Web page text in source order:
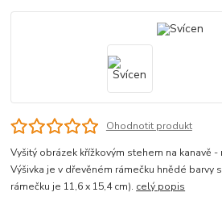
Ohodnotit produkt
Vyšitý obrázek křížkovým stehem na kanavě -
Výšivka je v dřevěném rámečku hnědé barvy
rámečku je 11,6 x 15,4 cm). celý popis